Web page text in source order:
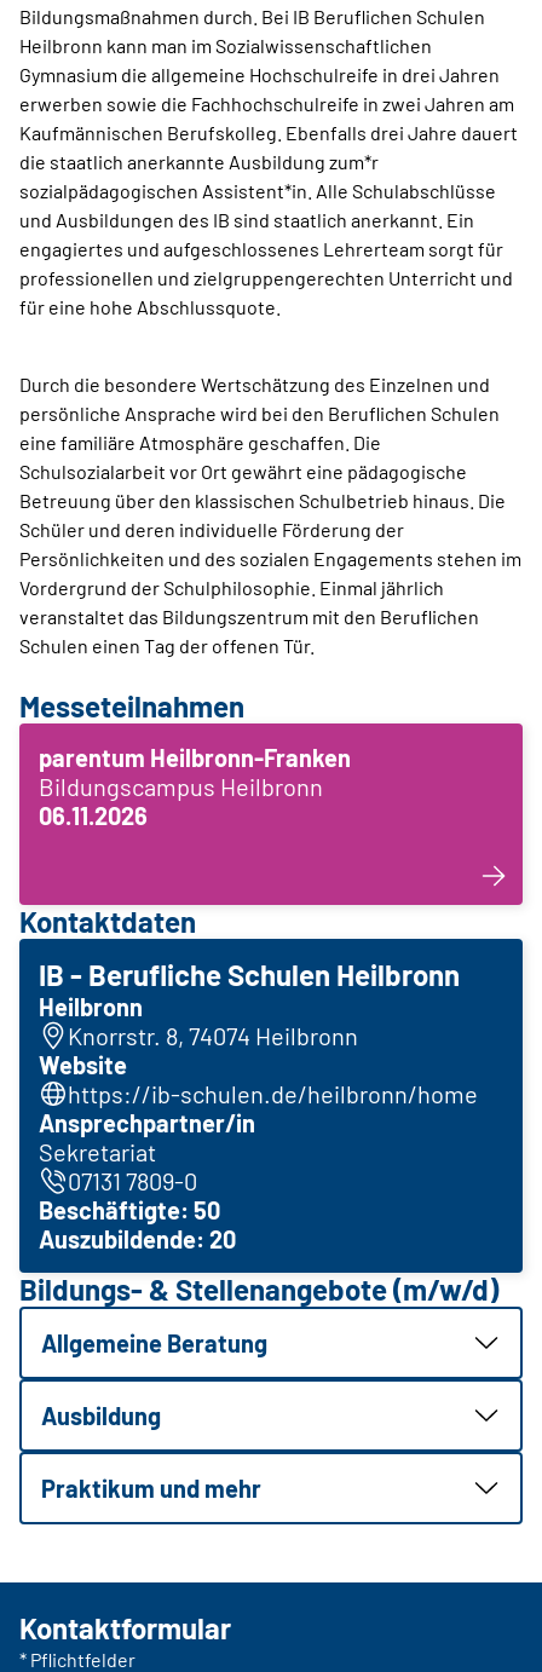
Bildungsmaßnahmen durch. Bei IB Beruflichen Schulen
Heilbronn kann man im Sozialwissenschaftlichen
Gymnasium die allgemeine Hochschulreife in drei Jahren
erwerben sowie die Fachhochschulreife in zwei Jahren am
Kaufmännischen Berufskolleg. Ebenfalls drei Jahre dauert
die staatlich anerkannte Ausbildung zum*r
sozialpädagogischen Assistent*in. Alle Schulabschlüsse
und Ausbildungen des IB sind staatlich anerkannt. Ein
engagiertes und aufgeschlossenes Lehrerteam sorgt für
professionellen und zielgruppengerechten Unterricht und
für eine hohe Abschlussquote.
Durch die besondere Wertschätzung des Einzelnen und
persönliche Ansprache wird bei den Beruflichen Schulen
eine familiäre Atmosphäre geschaffen. Die
Schulsozialarbeit vor Ort gewährt eine pädagogische
Betreuung über den klassischen Schulbetrieb hinaus. Die
Schüler und deren individuelle Förderung der
Persönlichkeiten und des sozialen Engagements stehen im
Vordergrund der Schulphilosophie. Einmal jährlich
veranstaltet das Bildungszentrum mit den Beruflichen
Schulen einen Tag der offenen Tür.
Messeteilnahmen
parentum Heilbronn-Franken
Bildungscampus Heilbronn
06.11.2026
Kontaktdaten
IB - Berufliche Schulen Heilbronn
Heilbronn
Knorrstr. 8, 74074 Heilbronn
Website
https://ib-schulen.de/heilbronn/home
Ansprechpartner/in
Sekretariat
07131 7809-0
Beschäftigte: 50
Auszubildende: 20
Bildungs- & Stellenangebote (m/w/d)
Allgemeine Beratung
Ausbildung
Praktikum und mehr
Kontaktformular
* Pflichtfelder